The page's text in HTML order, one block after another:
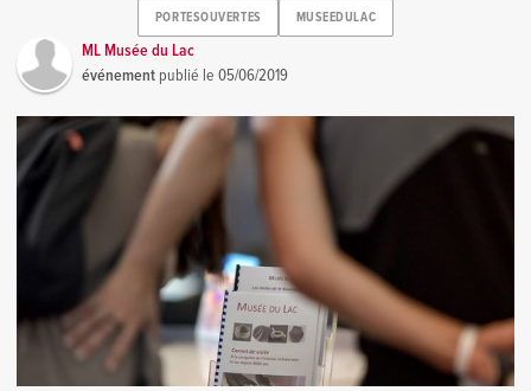
PORTESOUVERTES MUSEEDULAC
ML Musée du Lac
événement publié le05/06/2019